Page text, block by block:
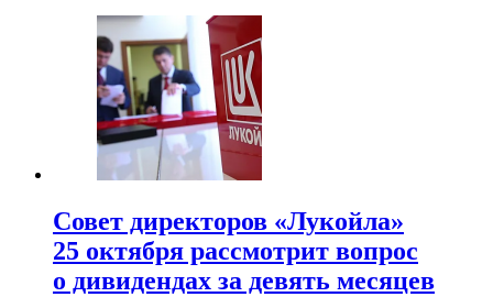
Совет директоров «Лукойла»
25 октября рассмотрит вопрос
о дивидендах за девять месяцев